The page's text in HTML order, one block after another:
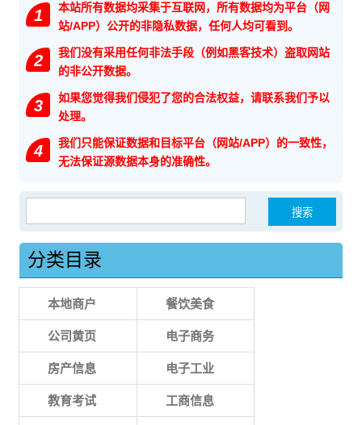
1
本站所有数据均采集于互联网，所有数据均为平台（网
站/APP）公开的非隐私数据，任何人均可看到。
2
我们没有采用任何非法手段（例如黑客技术）盗取网站
的非公开数据。
3
如果您觉得我们侵犯了您的合法权益，请联系我们予以
处理。
4
我们只能保证数据和目标平台（网站/APP）的一致性，
无法保证源数据本身的准确性。
分类目录
本地商户 餐饮美食
公司黄页 电子商务
房产信息 电子工业
教育考试 工商信息